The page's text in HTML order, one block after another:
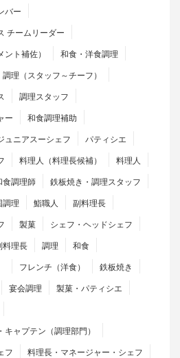
バー
チームリーダー
ト補佐）
和食・洋食調理
調理（スタッフ～チーフ）
調理スタッフ
ー
和食調理補助
ュニアスーシェフ
パティシエ
料理人（料理長候補）
料理人
食調理師
鉄板焼き・調理スタッフ
調理 鮨職人
副料理長
製菓
シェフ・ヘッドシェフ
料理長 調理
和食
フレンチ（洋食）
鉄板焼き
宴会調理
製菓・パティシエ
ャプテン（調理部門）
フ
料理長・マネージャー・シェフ